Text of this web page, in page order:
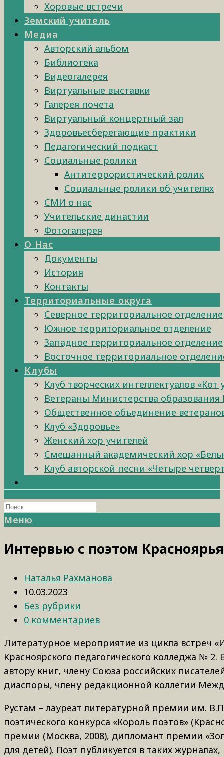
Хоровые встречи
Земский учитель
Медиа
Авторский альбом
Библиотека
Видеогалерея
Виртуальные выставки
Галерея почета
Виртуальный концертный зал
Здоровьесберегающие практики
Педагогический подкаст
Социальные ролики
Антитеррористический ролик
Социальные ролики об учителях
СМИ о нас
Учительские династии
Фотогалерея
О Нас
Документы
История
Контакты
Территориальные округа
Северное территориальное отделение
Южное территориальное отделение
Западное территориальное отделение
Восточное территориальное
Клубы
Клуб творческих интеллектуалов «Кот
Ветераны Министерства образования
Общественное объединение
Клуб «Здоровье»
Женский хор учителей
Смешанный академический хор
Клуб авторской песни «Четыре
Меню
Интервью с поэтом
Наталья Рахманова
10.03.2023
Без рубрики
0 комментариев
Литературное мероприятие из цикла встреч
Красноярского педагогического колледжа №
автору книг, члену Союза российских
диаспоры, члену редакционной коллегии
Рустам – лауреат литературной премии им.
поэтического конкурса «Король поэтов»
премии (Москва, 2008), дипломант премии
для детей). Поэт публикуется в таких